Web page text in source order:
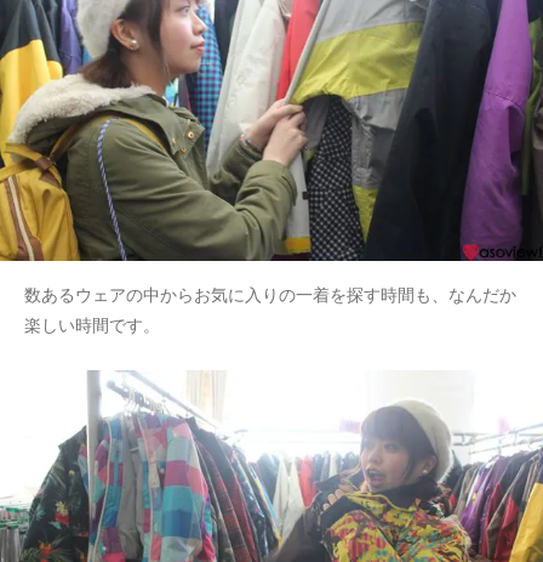
数あるウェアの中からお気に入りの一着を探す時間も、なんだか
楽しい時間です。